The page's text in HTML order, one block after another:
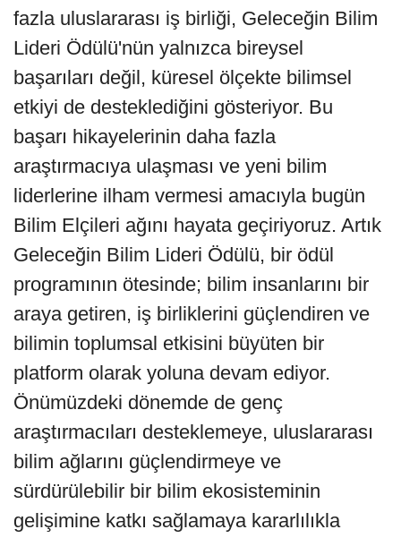
fazla uluslararası iş birliği, Geleceğin Bilim
Lideri Ödülü'nün yalnızca bireysel
başarıları değil, küresel ölçekte bilimsel
etkiyi de desteklediğini gösteriyor. Bu
başarı hikayelerinin daha fazla
araştırmacıya ulaşması ve yeni bilim
liderlerine ilham vermesi amacıyla bugün
Bilim Elçileri ağını hayata geçiriyoruz. Artık
Geleceğin Bilim Lideri Ödülü, bir ödül
programının ötesinde; bilim insanlarını bir
araya getiren, iş birliklerini güçlendiren ve
bilimin toplumsal etkisini büyüten bir
platform olarak yoluna devam ediyor.
Önümüzdeki dönemde de genç
araştırmacıları desteklemeye, uluslararası
bilim ağlarını güçlendirmeye ve
sürdürülebilir bir bilim ekosisteminin
gelişimine katkı sağlamaya kararlılıkla